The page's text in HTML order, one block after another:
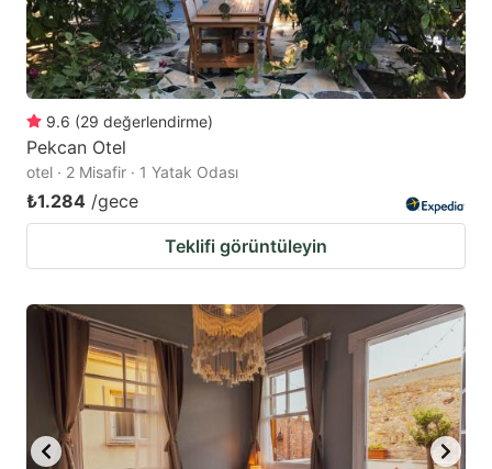
9.6 (29 değerlendirme)
Pekcan Otel
otel · 2 Misafir · 1 Yatak Odası
₺1.284 /gece
Teklifi görüntüleyin